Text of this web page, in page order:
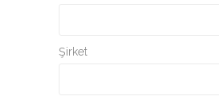
Şirket